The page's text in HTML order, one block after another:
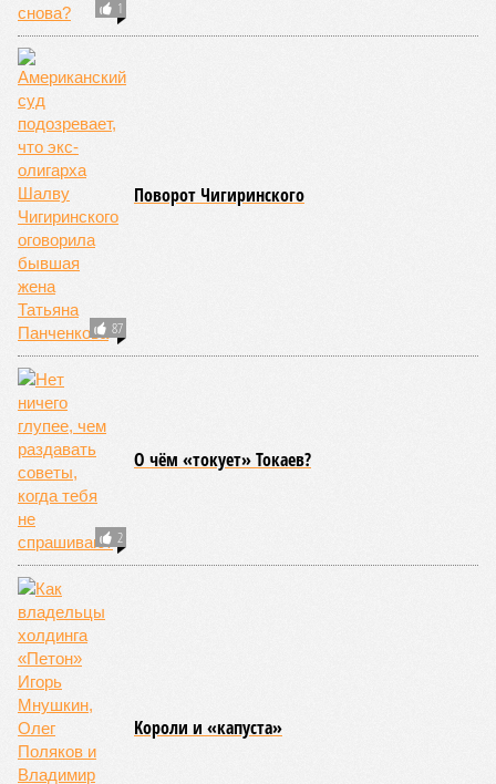
Земля уже не раз показывала человечеству свой крутой
нрав – когда покажет снова?
Природа постоянно вступает в противоречие с нами. Ведь пока
она стремится всё на планете держать в балансе, человечество
не особенно церемонится с окружающей средой. Самые
массовые катастрофы в прошлом – какими они были? Какие
ждут нас со дня на день и чем грозят?
Рассказ
последствия очередного апокалипсиса, искусственно
вызванного группой биологов, называется «Конец всей
этой мерзости». В реальной жизни участия пытливых
исследователей в организации конца света может не
понадобиться: природа сама разберётся, как и где
уменьшить масштабы человеческой популяции.
(фото: en.wikipedia.org)
Да, наша любимая маленькая планета может быть
единственной, где в пределах Солнечной системы есть
полноценная жизнь, но Земля также регулярно пытается
эту жизнь уничтожить. Так уж вышло, что внутренние
процессы на планете включают в себя всевозможные
геологические, метеорологические и физические явления,
которые для человека довольно опасны. Или попросту
смертельны. И вот несколько тому примеров.